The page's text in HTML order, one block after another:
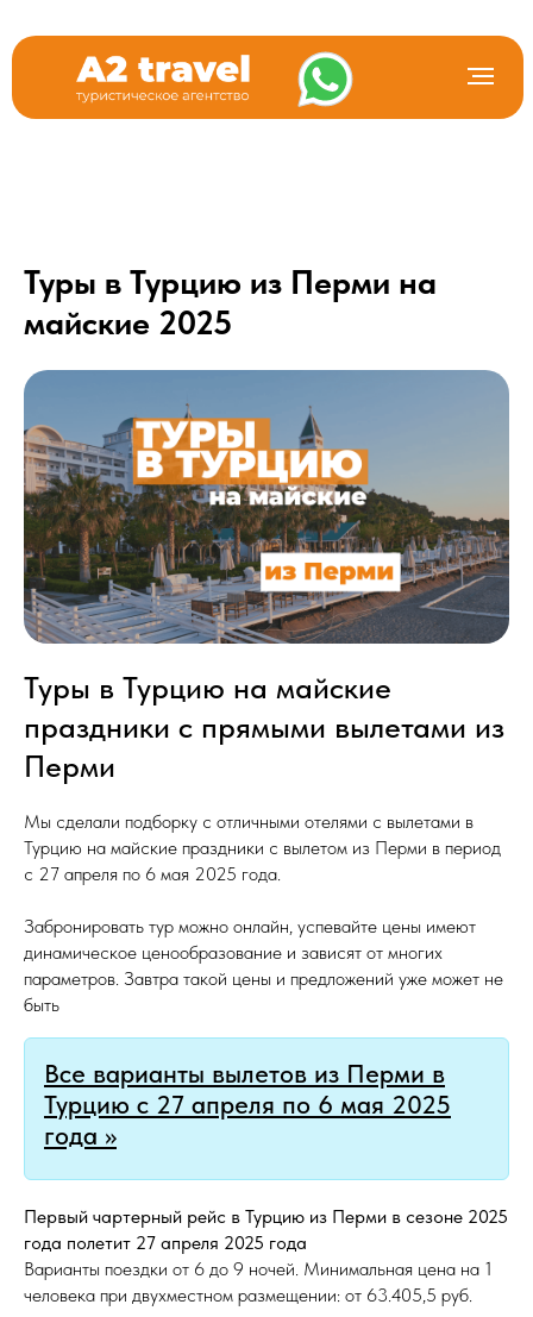
Туры в Турцию из Перми на
майские 2025
Туры в Турцию на майские
праздники с прямыми вылетами из
Перми
Мы сделали подборку с отличными отелями с вылетами в
Турцию на майские праздники с вылетом из Перми в период
с 27 апреля по 6 мая 2025 года.
Забронировать тур можно онлайн, успевайте цены имеют
динамическое ценообразование и зависят от многих
параметров. Завтра такой цены и предложений уже может не
быть
Все варианты вылетов из Перми в
Турцию с 27 апреля по 6 мая 2025
года >>
Первый чартерный рейс в Турцию из Перми в сезоне 2025
года полетит 27 апреля 2025 года
Варианты поездки от 6 до 9 ночей. Минимальная цена на 1
человека при двухместном размещении: от 63.405,5 руб.